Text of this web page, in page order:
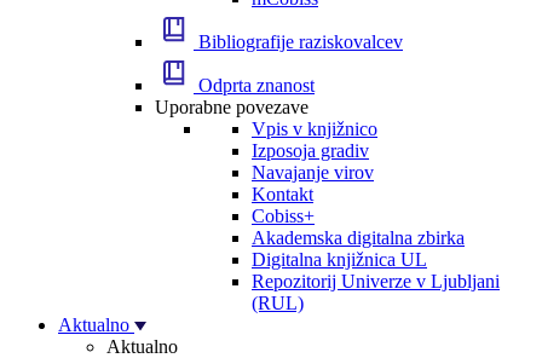
Bibliografije raziskovalcev
Odprta znanost
Uporabne povezave
Vpis v knjižnico
Izposoja gradiv
Navajanje virov
Kontakt
Cobiss+
Akademska digitalna zbirka
Digitalna knjižnica UL
Repozitorij Univerze v Ljubljani
(RUL)
Aktualno
Aktualno